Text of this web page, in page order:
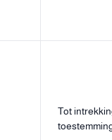
Tot